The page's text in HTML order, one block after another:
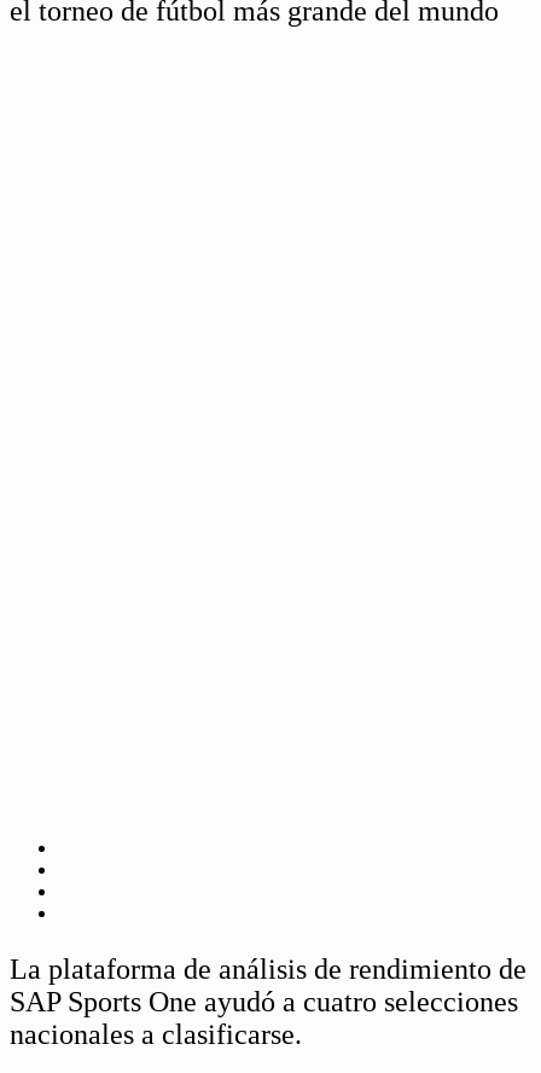
el torneo de fútbol más grande del mundo
La plataforma de análisis de rendimiento de
SAP Sports One ayudó a cuatro selecciones
nacionales a clasificarse.